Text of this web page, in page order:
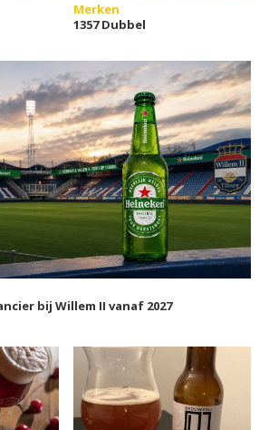
Merken
1357 Dubbel
bij Willem II vanaf 2027